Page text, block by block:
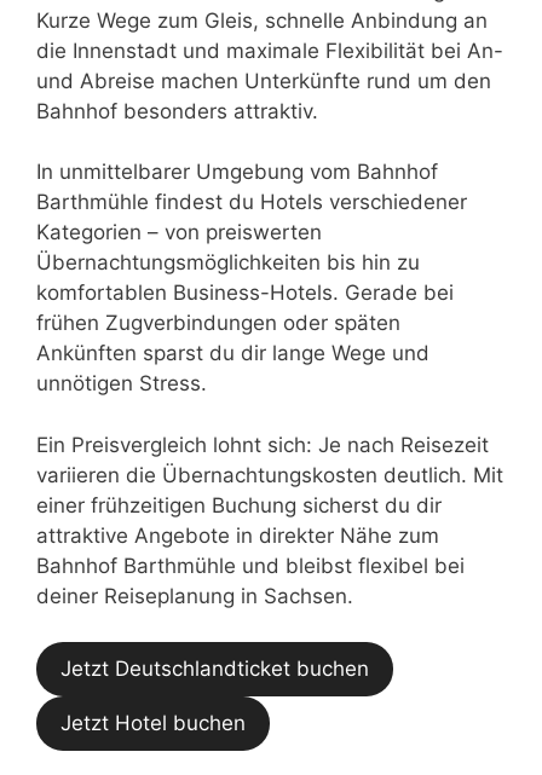
Kurze Wege zum Gleis, schnelle Anbindung an
die Innenstadt und maximale Flexibilität bei An-
und Abreise machen Unterkünfte rund um den
Bahnhof besonders attraktiv.
In unmittelbarer Umgebung vom Bahnhof
Barthmühle findest du Hotels verschiedener
Kategorien – von preiswerten
Übernachtungsmöglichkeiten bis hin zu
komfortablen Business-Hotels. Gerade bei
frühen Zugverbindungen oder späten
Ankünften sparst du dir lange Wege und
unnötigen Stress.
Ein Preisvergleich lohnt sich: Je nach Reisezeit
variieren die Übernachtungskosten deutlich. Mit
einer frühzeitigen Buchung sicherst du dir
attraktive Angebote in direkter Nähe zum
Bahnhof Barthmühle und bleibst flexibel bei
deiner Reiseplanung in Sachsen.
Jetzt Deutschlandticket buchen
Jetzt Hotel buchen